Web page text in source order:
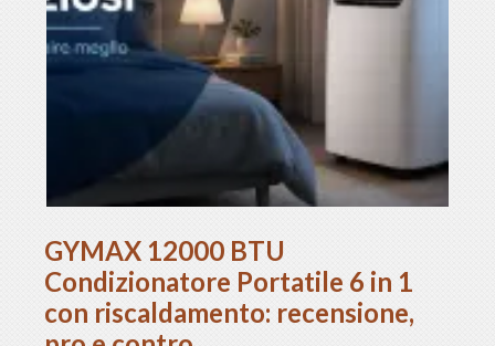
GYMAX 12000 BTU
Condizionatore Portatile 6 in 1
con riscaldamento: recensione,